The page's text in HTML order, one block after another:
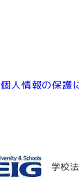
個人情報の保護
学校法